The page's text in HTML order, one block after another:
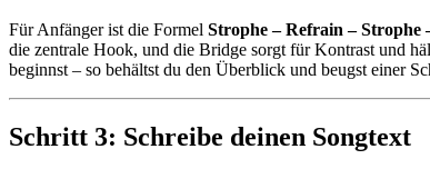
Für Anfänger ist die Formel Strophe – Refrain –
die zentrale Hook, und die Bridge sorgt für Kontrast und
beginnst – so behältst du den Überblick und beugst einer
Schritt 3: Schreibe deinen Songtext